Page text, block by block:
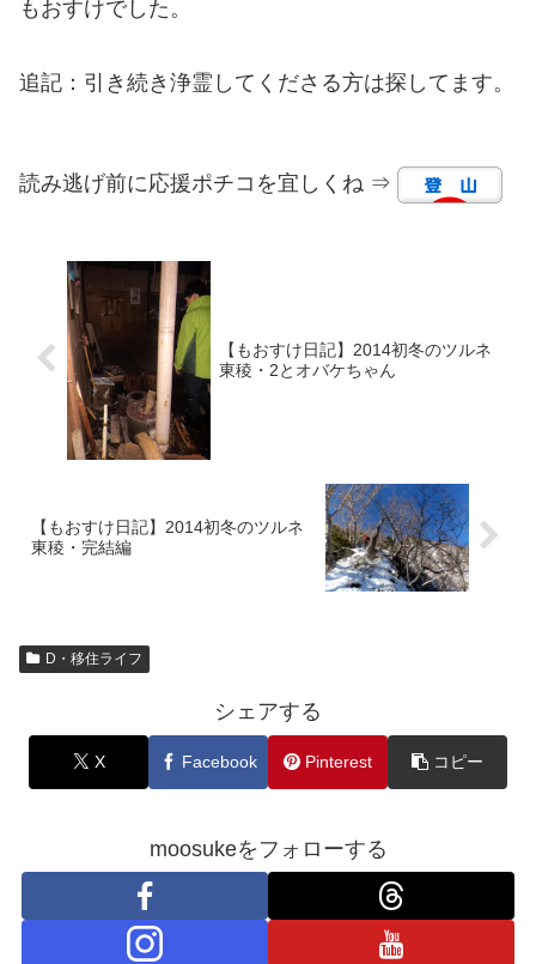
もおすけでした。
追記：引き続き浄霊してくださる方は探してます。
読み逃げ前に応援ポチコを宜しくね ⇒
【もおすけ日記】2014初冬のツルネ
東稜・2とオバケちゃん
【もおすけ日記】2014初冬のツルネ
東稜・完結編
D・移住ライフ
シェアする
X Facebook Pinterest コピー
moosukeをフォローする